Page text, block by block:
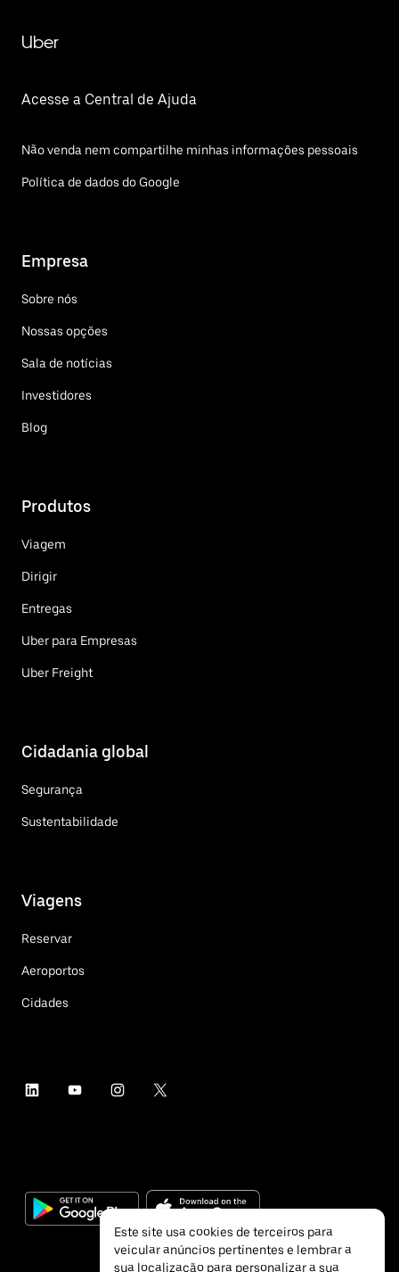
Uber
Acesse a Central de Ajuda
Não venda nem compartilhe minhas informações pessoais
Política de dados do Google
Empresa
Sobre nós
Nossas opções
Sala de notícias
Investidores
Blog
Produtos
Viagem
Dirigir
Entregas
Uber para Empresas
Uber Freight
Cidadania global
Segurança
Sustentabilidade
Viagens
Reservar
Aeroportos
Cidades
Este site usa cookies de terceiros para
veicular anúncios pertinentes e lembrar a
sua localização para personalizar a sua